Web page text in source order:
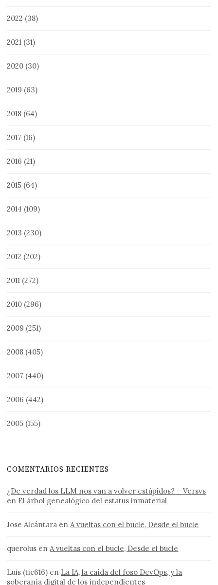
2022 (38)
2021 (31)
2020 (30)
2019 (63)
2018 (64)
2017 (16)
2016 (21)
2015 (64)
2014 (109)
2013 (230)
2012 (202)
2011 (272)
2010 (296)
2009 (251)
2008 (405)
2007 (440)
2006 (442)
2005 (155)
COMENTARIOS RECIENTES
¿De verdad los LLM nos van a volver estúpidos? – Versvs
en El árbol genealógico del estatus inmaterial
Jose Alcántara enA vueltas con el bucle, Desde el bucle
querolus enA vueltas con el bucle, Desde el bucle
Luis (tic616) en La IA, la caída del foso DevOps, y la
soberanía digital de los independientes